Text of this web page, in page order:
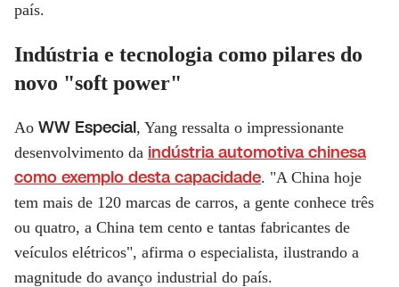
país.
Indústria e tecnologia como pilares do
novo "soft power"
Ao WW Especial, Yang ressalta o impressionante
desenvolvimento da indústria automotiva chinesa
como exemplo desta capacidade. "A China hoje
tem mais de 120 marcas de carros, a gente conhece três
ou quatro, a China tem cento e tantas fabricantes de
veículos elétricos", afirma o especialista, ilustrando a
magnitude do avanço industrial do país.